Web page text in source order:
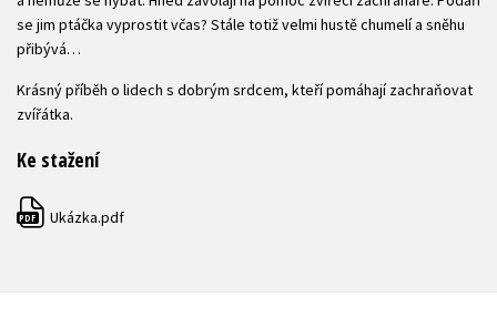
se jim ptáčka vyprostit včas? Stále totiž velmi hustě chumelí a sněhu
přibývá…
Krásný příběh o lidech s dobrým srdcem, kteří pomáhají zachraňovat
zvířátka.
Ke stažení
PDF Ukázka.pdf